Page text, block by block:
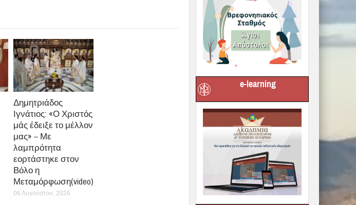
Δημητριάδος
Ιγνάτιος: «Ο Χριστός
μάς έδειξε το μέλλον
μας» – Με
λαμπρότητα
εορτάστηκε στον
Βόλο η
Μεταμόρφωση(video)
06 Αυγούστου, 2026
e-learning